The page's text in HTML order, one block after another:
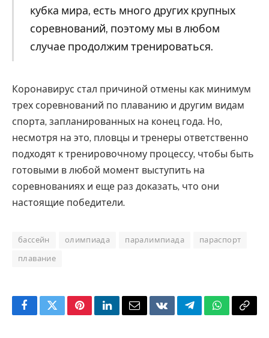
кубка мира, есть много других крупных
соревнований, поэтому мы в любом
случае продолжим тренироваться.
Коронавирус стал причиной отмены как минимум
трех соревнований по плаванию и другим видам
спорта, запланированных на конец года. Но,
несмотря на это, пловцы и тренеры ответственно
подходят к тренировочному процессу, чтобы быть
готовыми в любой момент выступить на
соревнованиях и еще раз доказать, что они
настоящие победители.
бассейн олимпиада паралимпиада параспорт
плавание
FacebookTwitterPinterestLinkedInEmailVKontakteTelegramWhatsApp
Copy